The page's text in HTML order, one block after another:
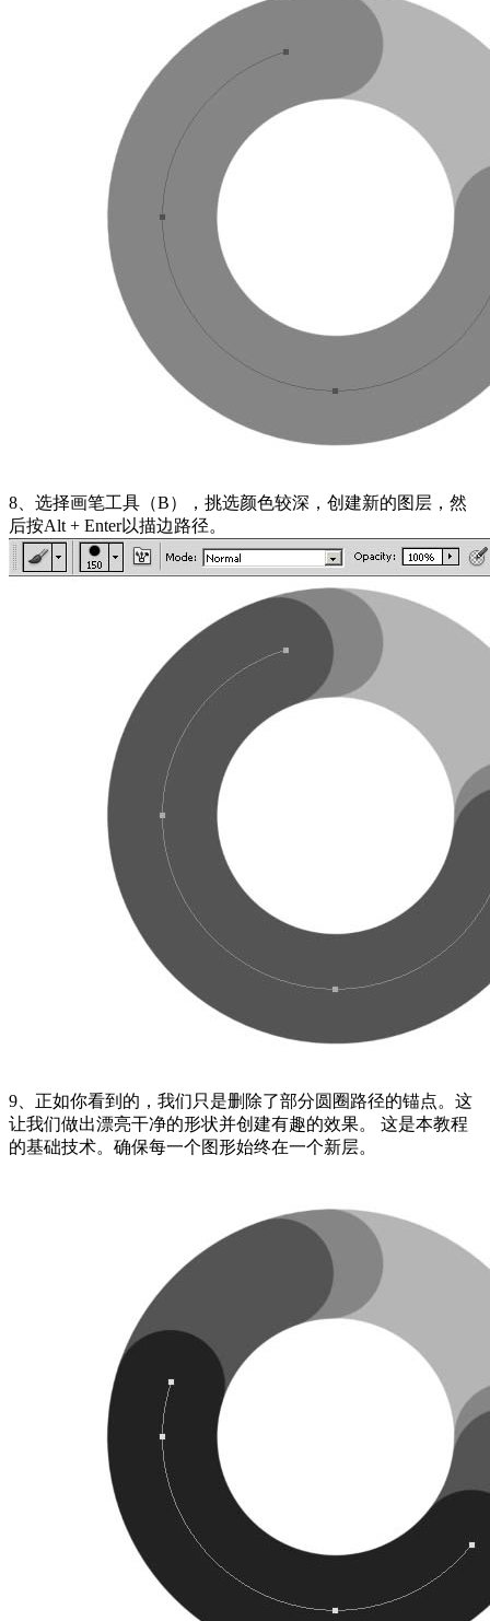
8、选择画笔工具（B），挑选颜色较深，创建新的图层，然
后按Alt + Enter以描边路径。
9、正如你看到的，我们只是删除了部分圆圈路径的锚点。这
让我们做出漂亮干净的形状并创建有趣的效果。 这是本教程
的基础技术。确保每一个图形始终在一个新层。